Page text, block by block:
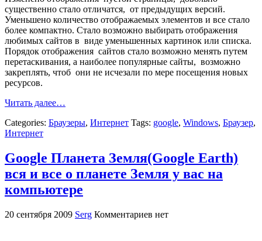
существенно стало отличатся, от предыдущих версий.
Уменьшено количество отображаемых элементов и все стало
более компактно. Стало возможно выбирать отображения
любимых сайтов в виде уменьшенных картинок или списка.
Порядок отображения сайтов стало возможно менять путем
перетаскивания, а наиболее популярные сайты, возможно
закреплять, чтоб они не исчезали по мере посещения новых
ресурсов.
Читать далее…
Categories: Браузеры, Интернет Tags: google, Windows, Браузер,
Интернет
Google Планета Земля(Google Earth)
вся и все о планете Земля у вас на
компьютере
20 сентября 2009 Serg Комментариев нет